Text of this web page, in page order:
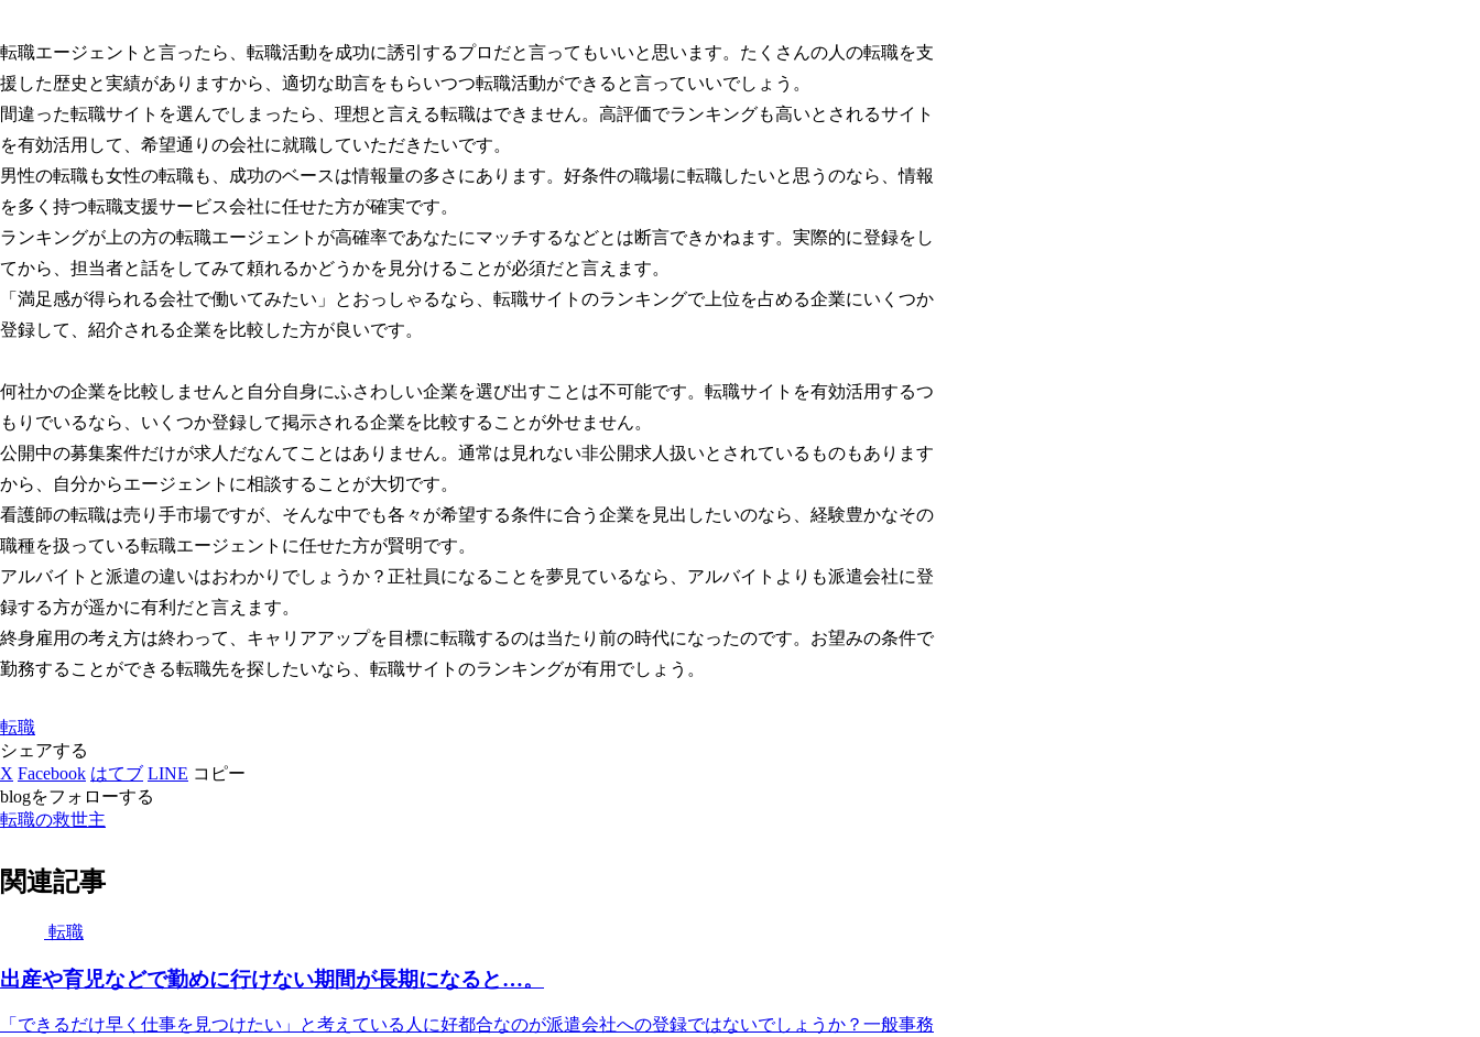
転職エージェントと言ったら、転職活動を成功に誘引するプロだと言ってもいいと思います。たくさんの人の転職を支
援した歴史と実績がありますから、適切な助言をもらいつつ転職活動ができると言っていいでしょう。
間違った転職サイトを選んでしまったら、理想と言える転職はできません。高評価でランキングも高いとされるサイト
を有効活用して、希望通りの会社に就職していただきたいです。
男性の転職も女性の転職も、成功のベースは情報量の多さにあります。好条件の職場に転職したいと思うのなら、情報
を多く持つ転職支援サービス会社に任せた方が確実です。
ランキングが上の方の転職エージェントが高確率であなたにマッチするなどとは断言できかねます。実際的に登録をし
てから、担当者と話をしてみて頼れるかどうかを見分けることが必須だと言えます。
「満足感が得られる会社で働いてみたい」とおっしゃるなら、転職サイトのランキングで上位を占める企業にいくつか
登録して、紹介される企業を比較した方が良いです。
何社かの企業を比較しませんと自分自身にふさわしい企業を選び出すことは不可能です。転職サイトを有効活用するつ
もりでいるなら、いくつか登録して掲示される企業を比較することが外せません。
公開中の募集案件だけが求人だなんてことはありません。通常は見れない非公開求人扱いとされているものもあります
から、自分からエージェントに相談することが大切です。
看護師の転職は売り手市場ですが、そんな中でも各々が希望する条件に合う企業を見出したいのなら、経験豊かなその
職種を扱っている転職エージェントに任せた方が賢明です。
アルバイトと派遣の違いはおわかりでしょうか？正社員になることを夢見ているなら、アルバイトよりも派遣会社に登
録する方が遥かに有利だと言えます。
終身雇用の考え方は終わって、キャリアアップを目標に転職するのは当たり前の時代になったのです。お望みの条件で
勤務することができる転職先を探したいなら、転職サイトのランキングが有用でしょう。
転職
シェアする
X Facebook はてブ LINE コピー
blogをフォローする
転職の救世主
関連記事
転職
出産や育児などで勤めに行けない期間が長期になると…。
「できるだけ早く仕事を見つけたい」と考えている人に好都合なのが派遣会社への登録ではないでしょうか？一般事務